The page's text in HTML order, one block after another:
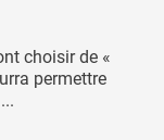
choisir de «
permettre